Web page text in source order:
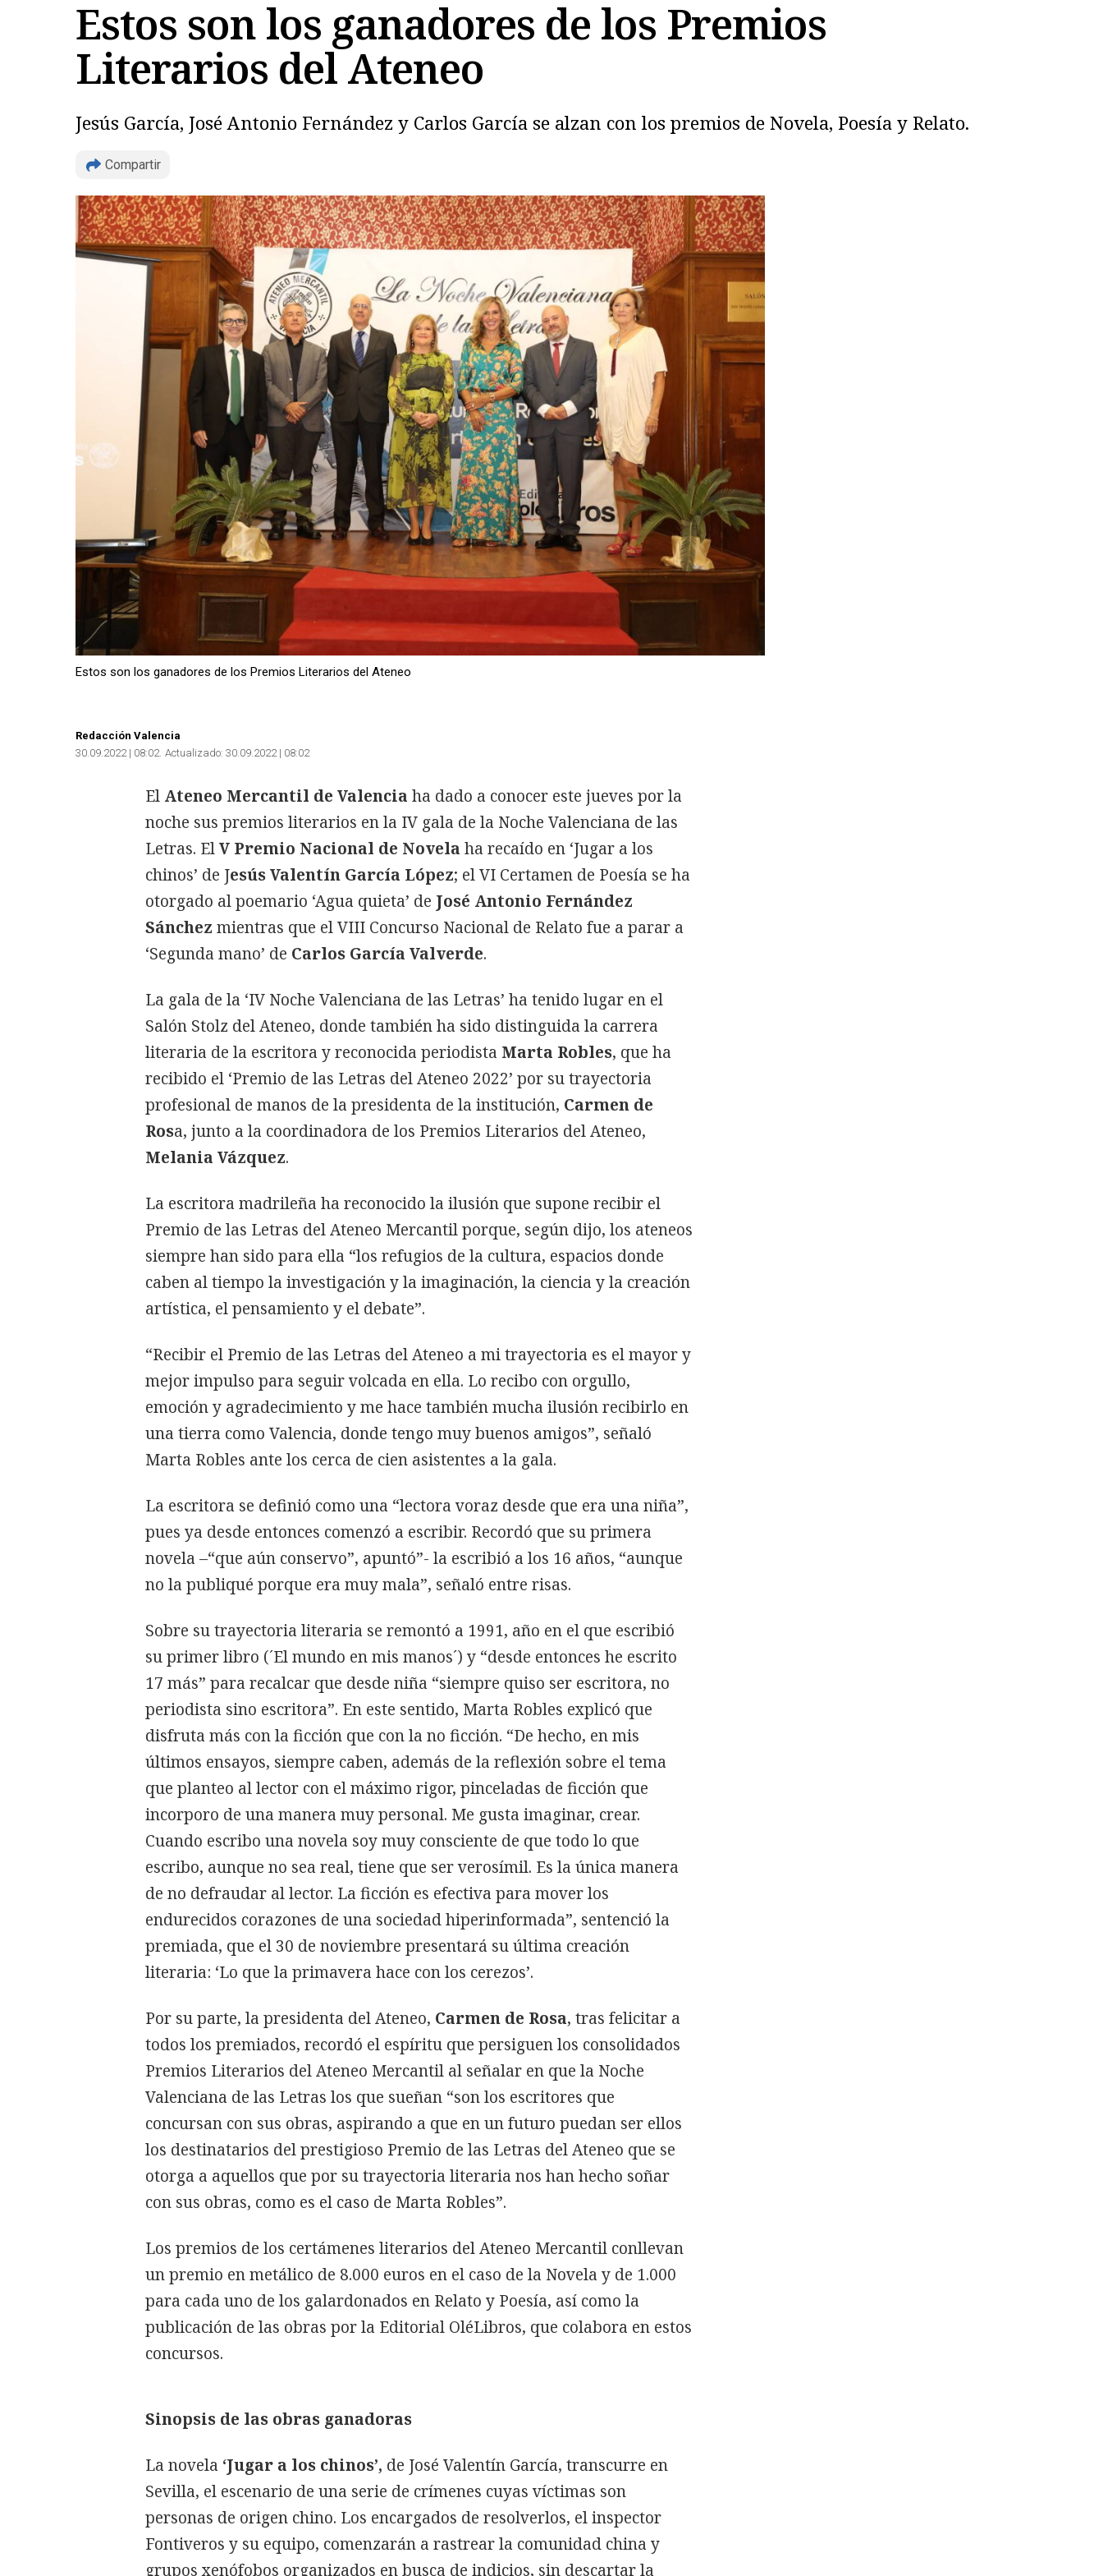
Estos son los ganadores de los Premios
Literarios del Ateneo
Jesús García, José Antonio Fernández y Carlos García se alzan con los premios de Novela, Poesía y Relato.
Compartir
Copiar
Estos son los ganadores de los Premios Literarios del Ateneo
Redacción Valencia
30.09.2022 | 08:02 Actualizado: 30.09.2022 | 08:02
El Ateneo Mercantil de Valencia ha dado a conocer este jueves por la
noche sus premios literarios en la IV gala de la Noche Valenciana de las
Letras. ElV Premio Nacional de Novela ha recaído en ‘Jugar a los
chinos’ de Jesús Valentín García López; el VI Certamen de Poesía se ha
otorgado al poemario ‘Agua quieta’ de José Antonio Fernández
Sánchez mientras que el VIII Concurso Nacional de Relato fue a parar a
‘Segunda mano’ de Carlos García Valverde.
La gala de la ‘IV Noche Valenciana de las Letras’ ha tenido lugar en el
Salón Stolz del Ateneo, donde también ha sido distinguida la carrera
literaria de la escritora y reconocida periodista Marta Robles, que ha
recibido el ‘Premio de las Letras del Ateneo 2022’ por su trayectoria
profesional de manos de la presidenta de la institución, Carmen de
Rosa, junto a la coordinadora de los Premios Literarios del Ateneo,
Melania Vázquez.
La escritora madrileña ha reconocido la ilusión que supone recibir el
Premio de las Letras del Ateneo Mercantil porque, según dijo, los ateneos
siempre han sido para ella “los refugios de la cultura, espacios donde
caben al tiempo la investigación y la imaginación, la ciencia y la creación
artística, el pensamiento y el debate”.
“Recibir el Premio de las Letras del Ateneo a mi trayectoria es el mayor y
mejor impulso para seguir volcada en ella. Lo recibo con orgullo,
emoción y agradecimiento y me hace también mucha ilusión recibirlo en
una tierra como Valencia, donde tengo muy buenos amigos”, señaló
Marta Robles ante los cerca de cien asistentes a la gala.
La escritora se definió como una “lectora voraz desde que era una niña”,
pues ya desde entonces comenzó a escribir. Recordó que su primera
novela –“que aún conservo”, apuntó”- la escribió a los 16 años, “aunque
no la publiqué porque era muy mala”, señaló entre risas.
Sobre su trayectoria literaria se remontó a 1991, año en el que escribió
su primer libro (´El mundo en mis manos´) y “desde entonces he escrito
17 más” para recalcar que desde niña “siempre quiso ser escritora, no
periodista sino escritora”. En este sentido, Marta Robles explicó que
disfruta más con la ficción que con la no ficción. “De hecho, en mis
últimos ensayos, siempre caben, además de la reflexión sobre el tema
que planteo al lector con el máximo rigor, pinceladas de ficción que
incorporo de una manera muy personal. Me gusta imaginar, crear.
Cuando escribo una novela soy muy consciente de que todo lo que
escribo, aunque no sea real, tiene que ser verosímil. Es la única manera
de no defraudar al lector. La ficción es efectiva para mover los
endurecidos corazones de una sociedad hiperinformada”, sentenció la
premiada, que el 30 de noviembre presentará su última creación
literaria: ‘Lo que la primavera hace con los cerezos’.
Por su parte, la presidenta del Ateneo, Carmen de Rosa, tras felicitar a
todos los premiados, recordó el espíritu que persiguen los consolidados
Premios Literarios del Ateneo Mercantil al señalar en que la Noche
Valenciana de las Letras los que sueñan “son los escritores que
concursan con sus obras, aspirando a que en un futuro puedan ser ellos
los destinatarios del prestigioso Premio de las Letras del Ateneo que se
otorga a aquellos que por su trayectoria literaria nos han hecho soñar
con sus obras, como es el caso de Marta Robles”.
Los premios de los certámenes literarios del Ateneo Mercantil conllevan
un premio en metálico de 8.000 euros en el caso de la Novela y de 1.000
para cada uno de los galardonados en Relato y Poesía, así como la
publicación de las obras por la Editorial OléLibros, que colabora en estos
concursos.
Sinopsis de las obras ganadoras
La novela ‘Jugar a los chinos’, de José Valentín García, transcurre en
Sevilla, el escenario de una serie de crímenes cuyas víctimas son
personas de origen chino. Los encargados de resolverlos, el inspector
Fontiveros y su equipo, comenzarán a rastrear la comunidad china y
grupos xenófobos organizados en busca de indicios, sin descartar la